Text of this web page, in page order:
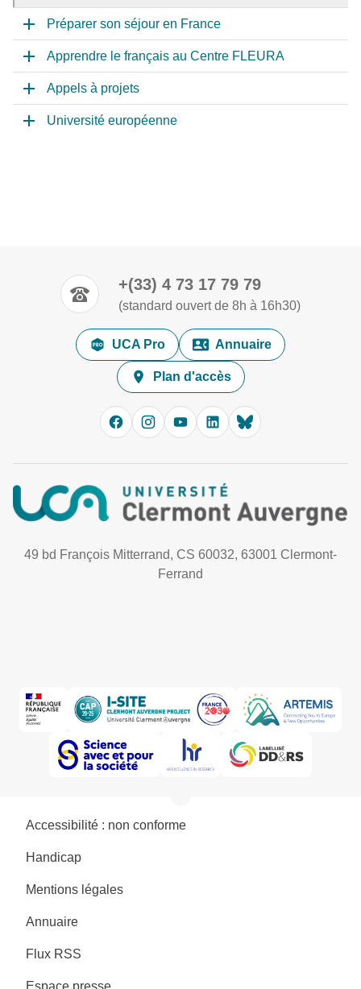
Préparer son séjour en France
Apprendre le français au Centre FLEURA
Appels à projets
Université européenne
+(33) 4 73 17 79 79
(standard ouvert de 8h à 16h30)
UCA Pro Annuaire
Plan d'accès
49 bd François Mitterrand, CS 60032, 63001 Clermont-
Ferrand
Accessibilité : non conforme
Handicap
Mentions légales
Annuaire
Flux RSS